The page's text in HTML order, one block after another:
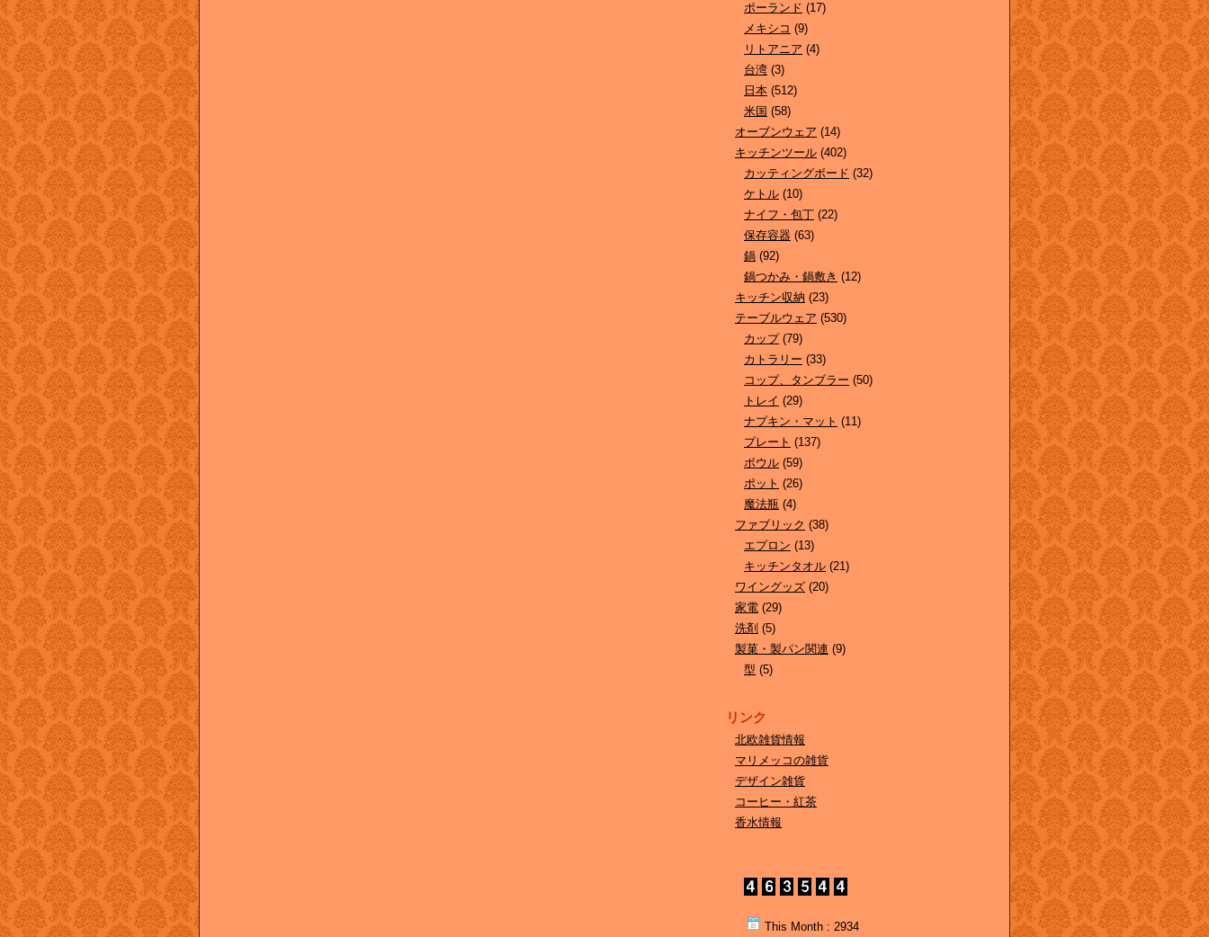
ポーランド (17)
メキシコ (9)
リトアニア (4)
台湾 (3)
日本 (512)
米国 (58)
オーブンウェア (14)
キッチンツール (402)
カッティングボード (32)
ケトル (10)
ナイフ・包丁 (22)
保存容器 (63)
鍋 (92)
鍋つかみ・鍋敷き (12)
キッチン収納 (23)
テーブルウェア (530)
カップ(79)
カトラリー (33)
コップ、タンブラー (50)
トレイ (29)
ナプキン・マット (11)
プレート (137)
ボウル (59)
ポット (26)
魔法瓶 (4)
ファブリック (38)
エプロン (13)
キッチンタオル (21)
ワイングッズ (20)
家電 (29)
洗剤 (5)
製菓・製パン関連 (9)
型 (5)
リンク
北欧雑貨情報
マリメッコの雑貨
デザイン雑貨
コーヒー・紅茶
香水情報
This Month : 2934